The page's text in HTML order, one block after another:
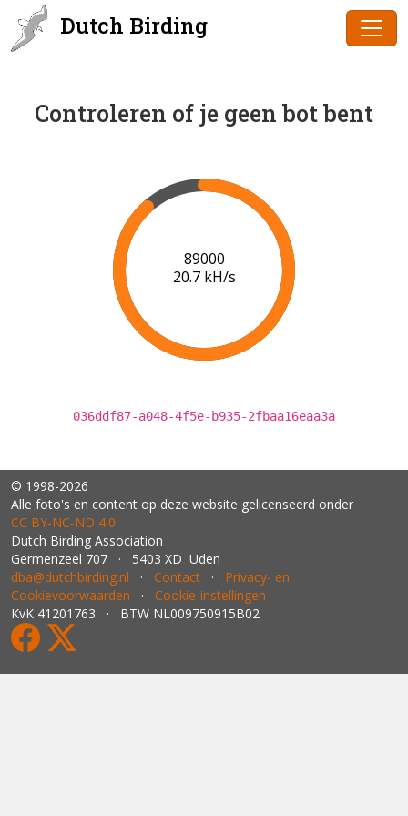
Dutch Birding
Controleren of je geen bot bent
91000
20.6 kH/s
036ddf87-a048-4f5e-b935-2fbaa16eaa3a
© 1998-2026
Alle foto's en content op deze website gelicenseerd onder
CC BY‑NC‑ND 4.0
Dutch Birding Association
Germenzeel 707 · 5403 XD Uden
dba@dutchbirding.nl · Contact · Privacy- en
Cookievoorwaarden · Cookie-instellingen
KvK 41201763 · BTW NL009750915B02